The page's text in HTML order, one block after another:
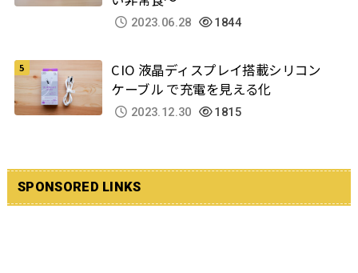
2023.06.28 1844
CIO 液晶ディスプレイ搭載シリコン
ケーブル で充電を見える化
2023.12.30 1815
SPONSORED LINKS